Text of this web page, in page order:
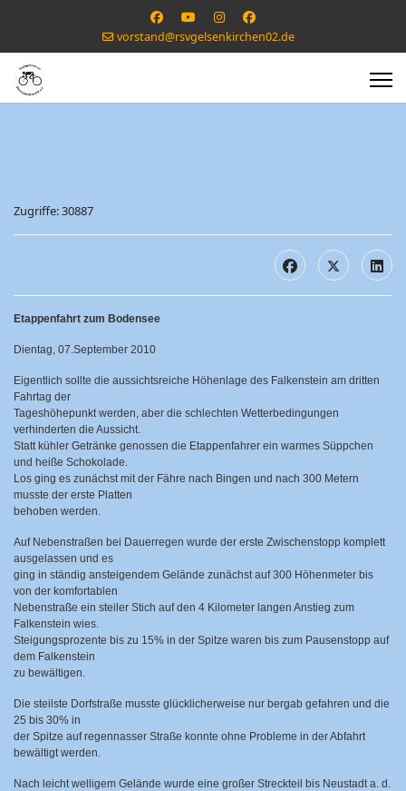
vorstand@rsvgelsenkirchen02.de
Zugriffe: 30887
Etappenfahrt zum Bodensee
Dientag, 07.September 2010
Eigentlich sollte die aussichtsreiche Höhenlage des Falkenstein am dritten
Fahrtag der
Tageshöhepunkt werden, aber die schlechten Wetterbedingungen
verhinderten die Aussicht.
Statt kühler Getränke genossen die Etappenfahrer ein warmes Süppchen
und heiße Schokolade.
Los ging es zunächst mit der Fähre nach Bingen und nach 300 Metern
musste der erste Platten
behoben werden.
Auf Nebenstraßen bei Dauerregen wurde der erste Zwischenstopp komplett
ausgelassen und es
ging in ständig ansteigendem Gelände zunächst auf 300 Höhenmeter bis
von der komfortablen
Nebenstraße ein steiler Stich auf den 4 Kilometer langen Anstieg zum
Falkenstein wies.
Steigungsprozente bis zu 15% in der Spitze waren bis zum Pausenstopp auf
dem Falkenstein
zu bewältigen.
Die steilste Dorfstraße musste glücklicherweise nur bergab gefahren und die
25 bis 30% in
der Spitze auf regennasser Straße konnte ohne Probleme in der Abfahrt
bewältigt werden.
Nach leicht welligem Gelände wurde eine großer Streckteil bis Neustadt a. d.